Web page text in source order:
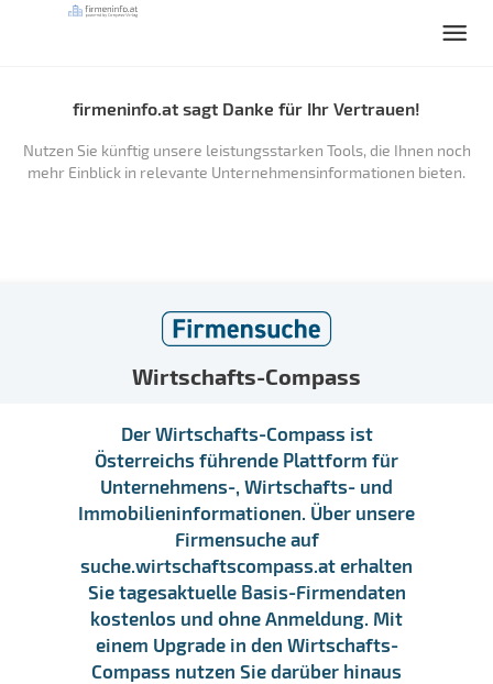
firmeninfo.at sagt Danke für Ihr Vertrauen!
Nutzen Sie künftig unsere leistungsstarken Tools, die Ihnen noch
mehr Einblick in relevante Unternehmensinformationen bieten.
Wirtschafts-Compass
Der Wirtschafts-Compass ist
Österreichs führende Plattform für
Unternehmens-, Wirtschafts- und
Immobilieninformationen. Über unsere
Firmensuche auf
suche.wirtschaftscompass.at erhalten
Sie tagesaktuelle Basis-Firmendaten
kostenlos und ohne Anmeldung. Mit
einem Upgrade in den Wirtschafts-
Compass nutzen Sie darüber hinaus